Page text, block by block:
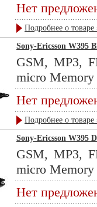
Нет
Подробнее о товаре
Sony-Ericsson W395
GSM, MP3,
micro
Нет
Подробнее о товаре
Sony-Ericsson W395
GSM, MP3,
micro
Нет